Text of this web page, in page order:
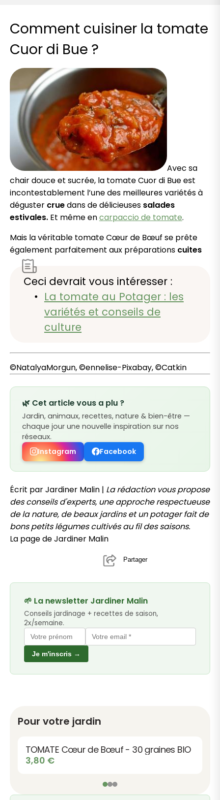
Comment cuisiner la tomate
Cuor di Bue ?
Avec sa
chair douce et sucrée, la tomate Cuor di Bue est
incontestablement l’une des meilleures variétés à
déguster cruedans de délicieuses salades
estivales. Et même encarpaccio de tomate.
Mais la véritable tomate Cœur de Bœuf se prête
également parfaitement aux préparations cuites
Ceci devrait vous intéresser :
La tomate au Potager : les
variétés et conseils de
culture
©NatalyaMorgun,©ennelise-Pixabay, ©Catkin
🌿 Cet article vous a plu ?
Jardin, animaux, recettes, nature & bien-être —
chaque jour une nouvelle inspiration sur nos
réseaux.
Instagram
Facebook
Écrit par Jardiner Malin | La rédaction vous propose
des conseils d'experts, une approche respectueuse
de la nature, de beaux jardins et un potager fait de
bons petits légumes cultivés au fil des saisons.
La page de Jardiner Malin
Partager
🌱 La newsletter Jardiner Malin
Conseils jardinage + recettes de saison,
2x/semaine.
Je m'inscris →
Pour votre jardin
TOMATE Cœur de Bœuf - 30 graines BIO
3,80 €